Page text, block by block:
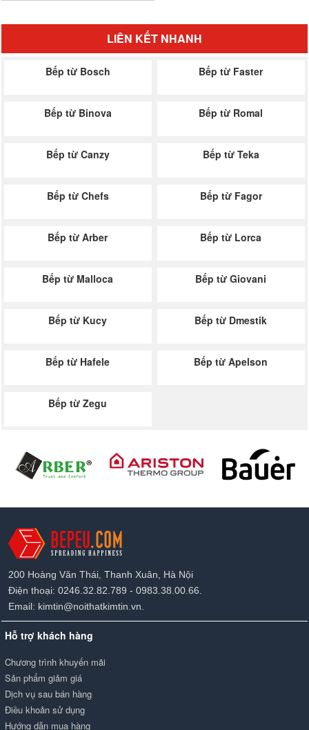
LIÊN KẾT NHANH
Bếp từ Bosch Bếp từ Faster
Bếp từ Binova Bếp từ Romal
Bếp từ Canzy Bếp từ Teka
Bếp từ Chefs Bếp từ Fagor
Bếp từ Arber Bếp từ Lorca
Bếp từ Malloca Bếp từ Giovani
Bếp từ Kucy Bếp từ Dmestik
Bếp từ Hafele Bếp từ Apelson
Bếp từ Zegu
200 Hoàng Văn Thái, Thanh Xuân, Hà Nội
Điện thoại: 0246.32.82.789 - 0983.38.00.66.
Email: kimtin@noithatkimtin.vn.
Hỗ trợ khách hàng
Chương trình khuyến mãi
Sản phẩm giảm giá
Dịch vụ sau bán hàng
Điều khoản sử dụng
Hướng dẫn mua hàng